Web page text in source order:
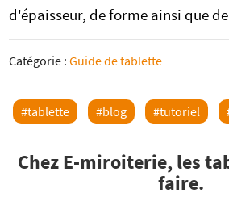
d'épaisseur, de forme ainsi que
Catégorie :Guide de tablette
#tablette #blog #tutoriel
Chez E-miroiterie, les
faire.